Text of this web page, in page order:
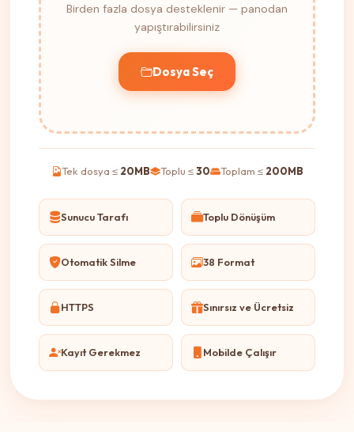
Birden fazla dosya desteklenir — panodan
yapıştırabilirsiniz
Dosya Seç
Tek dosya ≤ 20MB Toplu ≤ 30 Toplam ≤ 200MB
Sunucu Tarafı Toplu Dönüşüm
Otomatik Silme 38 Format
HTTPS Sınırsız ve Ücretsiz
Kayıt Gerekmez Mobilde Çalışır